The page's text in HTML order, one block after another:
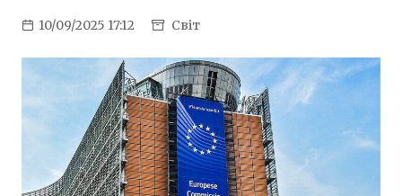
10/09/2025 17:12 Світ